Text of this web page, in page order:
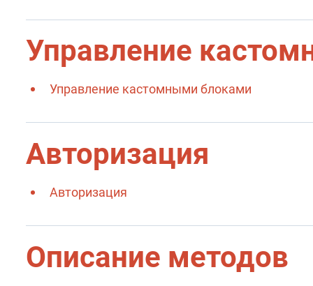
Управление
Управление кастомными блоками
Авторизация
Авторизация
Описание методов